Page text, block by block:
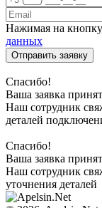
Нажимая на
данных
Отправить заявку
Спасибо!
Ваша заявка
Наш сотрудник
деталей
Спасибо!
Ваша заявка
Наш сотрудник
уточнения деталей